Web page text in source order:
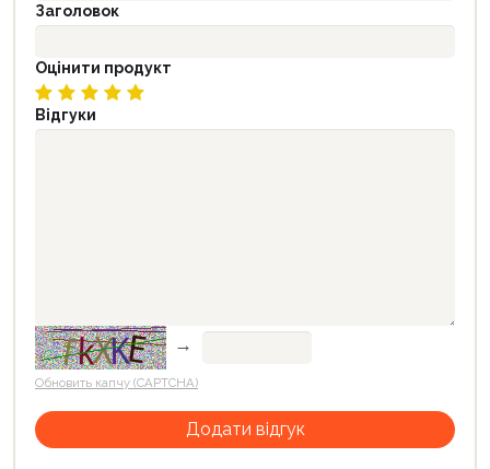
Заголовок
Оцінити продукт
Відгуки
→
Обновить капчу (CAPTCHA)